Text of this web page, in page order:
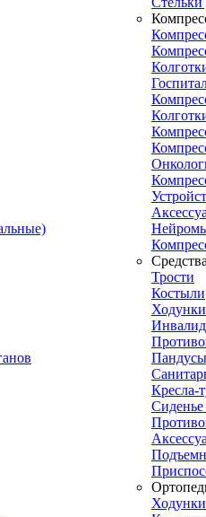
Трости
Костыли
Кресла-
Сиденье
Ходунки